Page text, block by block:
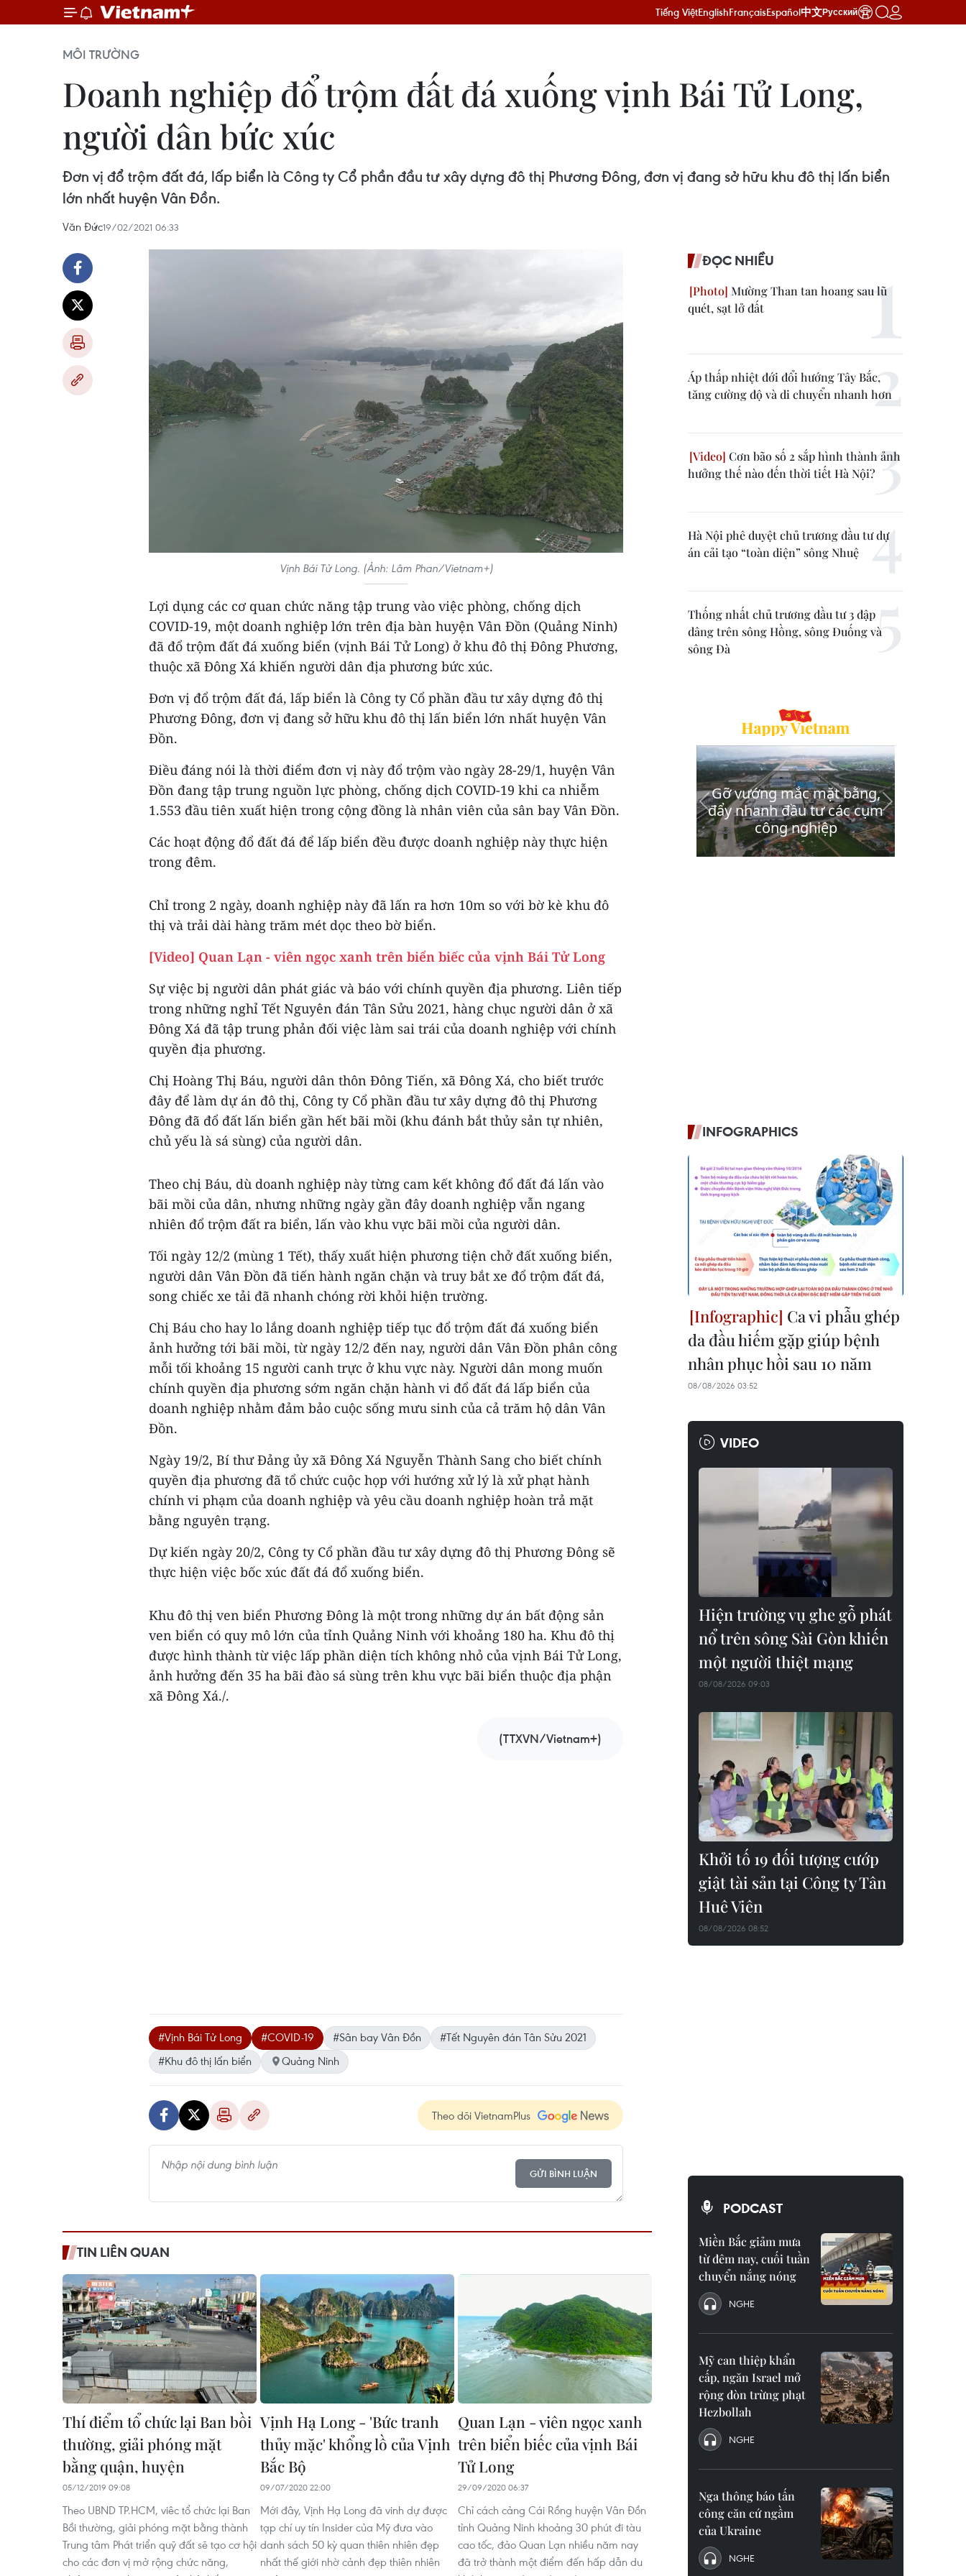
Tiếng ViệtEnglishFrançaisEspañol中文Русский
MÔI TRƯỜNG
Doanh nghiệp đổ trộm đất đá xuống vịnh Bái Tử Long,
người dân bức xúc
Đơn vị đổ trộm đất đá, lấp biển là Công ty Cổ phần đầu tư xây dựng đô thị Phương Đông, đơn vị đang sở hữu khu đô thị lấn biển
lớn nhất huyện Vân Đồn.
Văn Đức19/02/2021 06:33
Vịnh Bái Tử Long. (Ảnh: Lâm Phan/Vietnam+)
Lợi dụng các cơ quan chức năng tập trung vào việc phòng, chống dịch
COVID-19, một doanh nghiệp lớn trên địa bàn huyện Vân Đồn (Quảng Ninh)
đã đổ trộm đất đá xuống biển (vịnh Bái Tử Long) ở khu đô thị Đông Phương,
thuộc xã Đông Xá khiến người dân địa phương bức xúc.
Đơn vị đổ trộm đất đá, lấp biển là Công ty Cổ phần đầu tư xây dựng đô thị
Phương Đông, đơn vị đang sở hữu khu đô thị lấn biển lớn nhất huyện Vân
Đồn.
Điều đáng nói là thời điểm đơn vị này đổ trộm vào ngày 28-29/1, huyện Vân
Đồn đang tập trung nguồn lực phòng, chống dịch COVID-19 khi ca nhiễm
1.553 đầu tiên xuất hiện trong cộng đồng là nhân viên của sân bay Vân Đồn.
Các hoạt động đổ đất đá để lấp biển đều được doanh nghiệp này thực hiện
trong đêm.
Chỉ trong 2 ngày, doanh nghiệp này đã lấn ra hơn 10m so với bờ kè khu đô
thị và trải dài hàng trăm mét dọc theo bờ biển.
[Video] Quan Lạn - viên ngọc xanh trên biển biếc của vịnh Bái Tử Long
Sự việc bị người dân phát giác và báo với chính quyền địa phương. Liên tiếp
trong những nghỉ Tết Nguyên đán Tân Sửu 2021, hàng chục người dân ở xã
Đông Xá đã tập trung phản đối việc làm sai trái của doanh nghiệp với chính
quyền địa phương.
Chị Hoàng Thị Báu, người dân thôn Đông Tiến, xã Đông Xá, cho biết trước
đây để làm dự án đô thị, Công ty Cổ phần đầu tư xây dựng đô thị Phương
Đông đã đổ đất lấn biển gần hết bãi mồi (khu đánh bắt thủy sản tự nhiên,
chủ yếu là sá sùng) của người dân.
Theo chị Báu, dù doanh nghiệp này từng cam kết không đổ đất đá lấn vào
bãi mồi của dân, nhưng những ngày gần đây doanh nghiệp vẫn ngang
nhiên đổ trộm đất ra biển, lấn vào khu vực bãi mồi của người dân.
Tối ngày 12/2 (mùng 1 Tết), thấy xuất hiện phương tiện chở đất xuống biển,
người dân Vân Đồn đã tiến hành ngăn chặn và truy bắt xe đổ trộm đất đá,
song chiếc xe tải đã nhanh chóng rời khỏi hiện trường.
Chị Báu cho hay lo lắng doanh nghiệp tiếp tục đổ trộm đất đá xuống biển
ảnh hưởng tới bãi mồi, từ ngày 12/2 đến nay, người dân Vân Đồn phân công
mỗi tối khoảng 15 người canh trực ở khu vực này. Người dân mong muốn
chính quyền địa phương sớm ngăn chặn hành vi đổ đất đá lấp biển của
doanh nghiệp nhằm đảm bảo cuộc sống mưu sinh của cả trăm hộ dân Vân
Đồn.
Ngày 19/2, Bí thư Đảng ủy xã Đông Xá Nguyễn Thành Sang cho biết chính
quyền địa phương đã tổ chức cuộc họp với hướng xử lý là xử phạt hành
chính vi phạm của doanh nghiệp và yêu cầu doanh nghiệp hoàn trả mặt
bằng nguyên trạng.
Dự kiến ngày 20/2, Công ty Cổ phần đầu tư xây dựng đô thị Phương Đông sẽ
thực hiện việc bốc xúc đất đá đổ xuống biển.
Khu đô thị ven biển Phương Đông là một trong những dự án bất động sản
ven biển có quy mô lớn của tỉnh Quảng Ninh với khoảng 180 ha. Khu đô thị
được hình thành từ việc lấp phần diện tích không nhỏ của vịnh Bái Tử Long,
ảnh hưởng đến 35 ha bãi đào sá sùng trên khu vực bãi biển thuộc địa phận
xã Đông Xá./.
(TTXVN/Vietnam+)
#Vịnh Bái Tử Long #COVID-19 #Sân bay Vân Đồn
#Tết Nguyên đán Tân Sửu 2021
#Khu đô thị lấn biển
Quảng Ninh
Theo dõi VietnamPlus
GỬI BÌNH LUẬN
TIN LIÊN QUAN
Thí điểm tổ chức lại Ban bồi
thường, giải phóng mặt
bằng quận, huyện
05/12/2019 09:08
Theo UBND TP.HCM, viêc tổ chức lại Ban
Bồi thường, giải phóng mặt bằng thành
Trung tâm Phát triển quỹ đất sẽ tạo cơ hội
cho các đơn vị mở rộng chức năng,
Vịnh Hạ Long - 'Bức tranh
thủy mặc' khổng lồ của Vịnh
Bắc Bộ
09/07/2020 22:00
Mới đây, Vịnh Hạ Long đã vinh dự được
tạp chí uy tín Insider của Mỹ đưa vào
danh sách 50 kỳ quan thiên nhiên đẹp
nhất thế giới nhờ cảnh đẹp thiên nhiên
Quan Lạn - viên ngọc xanh
trên biển biếc của vịnh Bái
Tử Long
29/09/2020 06:37
Chỉ cách cảng Cái Rồng huyện Vân Đồn
tỉnh Quảng Ninh khoảng 30 phút đi tàu
cao tốc, đảo Quan Lạn nhiều năm nay
đã trở thành một điểm đến hấp dẫn du
ĐỌC NHIỀU
Mường Than tan hoang sau lũ
quét, sạt lở đất
Áp thấp nhiệt đới đổi hướng Tây Bắc,
tăng cường độ và di chuyển nhanh hơn
Cơn bão số 2 sắp hình thành ảnh
hưởng thế nào đến thời tiết Hà Nội?
Hà Nội phê duyệt chủ trương đầu tư dự
án cải tạo “toàn diện” sông Nhuệ
Thống nhất chủ trương đầu tư 3 đập
dâng trên sông Hồng, sông Đuống và
sông Đà
INFOGRAPHICS
Ca vi phẫu ghép
da đầu hiếm gặp giúp bệnh
nhân phục hồi sau 10 năm
08/08/2026 03:52
VIDEO
Hiện trường vụ ghe gỗ phát
nổ trên sông Sài Gòn khiến
một người thiệt mạng
08/08/2026 09:03
Khởi tố 19 đối tượng cướp
giật tài sản tại Công ty Tân
Huê Viên
08/08/2026 08:52
PODCAST
Miền Bắc giảm mưa
từ đêm nay, cuối tuần
chuyển nắng nóng
NGHE
Mỹ can thiệp khẩn
cấp, ngăn Israel mở
rộng đòn trừng phạt
Hezbollah
NGHE
Nga thông báo tấn
công căn cứ ngầm
của Ukraine
NGHE